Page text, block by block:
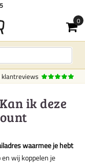
ik deze
waarmee je hebt
wij koppelen je